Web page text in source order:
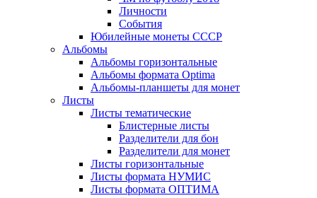
Личности
События
Юбилейные монеты СССР
Альбомы
Альбомы горизонтальные
Альбомы формата Optima
Альбомы-планшеты для монет
Листы
Листы тематические
Блистерные листы
Разделители для бон
Разделители для монет
Листы горизонтальные
Листы формата НУМИС
Листы формата ОПТИМА